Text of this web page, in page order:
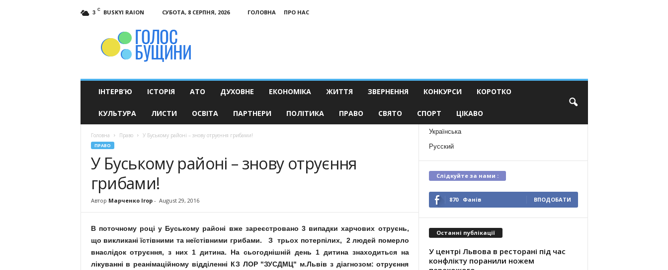
3 C BUSKYI RAION СУБОТА, 8 СЕРПНЯ, 2026 ГОЛОВНА
ПРО НАС
ІНТЕРВ’Ю ІСТОРІЯ АТО ДУХОВНЕ ЕКОНОМІКА ЖИТТЯ ЗВЕРНЕННЯ КОНКУРСИ КОРОТКО
КУЛЬТУРА ЛИСТИ ОСВІТА ПАРТНЕРИ ПОЛІТИКА ПРАВО СВЯТО СПОРТ ЦІКАВО
Головна Право У Буському районі – знову отруєння грибами!
ПРАВО
У Буському районі – знову отруєння
грибами!
Автор Марченко Ігор- August 29, 2016
В поточному році у Буському районі вже зареєстровано 3 випадки харчових отруєнь,
що викликані їстівними та неїстівними грибами. З трьох потерпілих, 2 людей померло
внаслідок отруєння, з них 1 дитина. На сьогоднішній день 1 дитина знаходиться на
лікуванні в реанімаційному відділенні КЗ ЛОР "ЗУСДМЦ" м.Львів з діагнозом: отруєння
Українська
Русский
Слідкуйте за нами :
870 Фанів ВПОДОБАТИ
Останні публікації
У центрі Львова в ресторані під час
конфлікту поранили ножем